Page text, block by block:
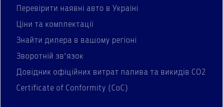
Перевірити наявні авто в Україні
Ціни та комплектації
Знайти дилера в вашому регіоні
Зворотній зв'язок
Довідник офіційних витрат палива та викидів СО2
Certificate of Conformity (CoC)